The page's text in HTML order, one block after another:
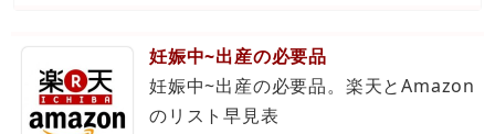
妊娠中~出産の必要品
妊娠中~出産の必要品。楽天とAmazon
のリスト早見表